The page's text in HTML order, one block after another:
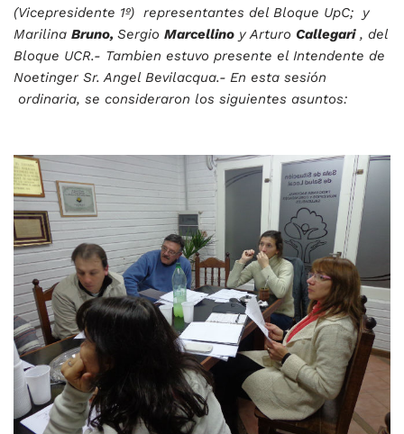
(Vicepresidente 1º) representantes del Bloque UpC; y
Marilina Bruno, Sergio Marcellino y Arturo Callegari, del
Bloque UCR.- Tambien estuvo presente el Intendente de
Noetinger Sr. Angel Bevilacqua.- En esta sesión
ordinaria, se consideraron los siguientes asuntos: